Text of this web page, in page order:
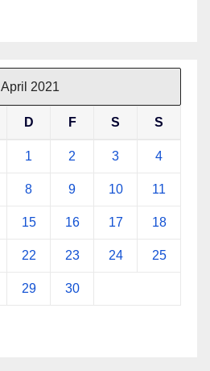
April 2021
D F S S
1 2 3 4
8 9 10 11
15 16 17 18
22 23 24 25
29 30